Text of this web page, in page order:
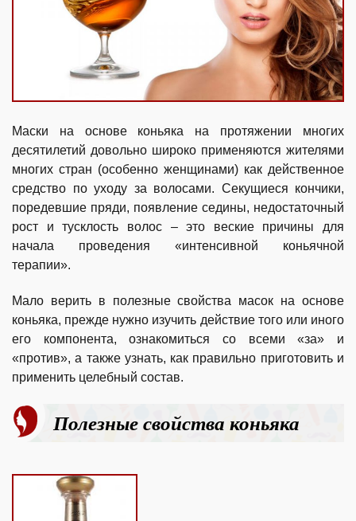
Маски на основе коньяка на протяжении многих
десятилетий довольно широко применяются жителями
многих стран (особенно женщинами) как действенное
средство по уходу за волосами. Секущиеся кончики,
поредевшие пряди, появление седины, недостаточный
рост и тусклость волос – это веские причины для
начала проведения «интенсивной коньячной
терапии».
Мало верить в полезные свойства масок на основе
коньяка, прежде нужно изучить действие того или иного
его компонента, ознакомиться со всеми «за» и
«против», а также узнать, как правильно приготовить и
применить целебный состав.
Полезные свойства коньяка